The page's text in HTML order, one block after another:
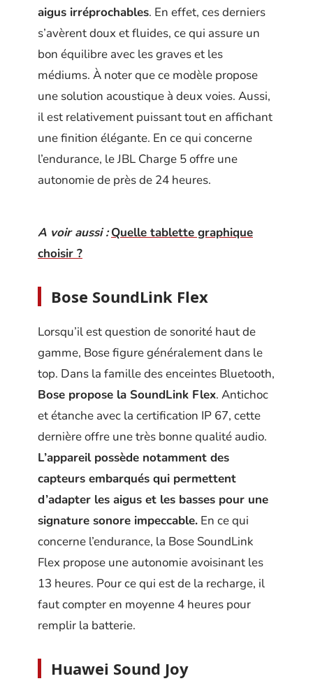
aigus irréprochables. En effet, ces derniers
s’avèrent doux et fluides, ce qui assure un
bon équilibre avec les graves et les
médiums. À noter que ce modèle propose
une solution acoustique à deux voies. Aussi,
il est relativement puissant tout en affichant
une finition élégante. En ce qui concerne
l’endurance, le JBL Charge 5 offre une
autonomie de près de 24 heures.
A voir aussi : Quelle tablette graphique
choisir ?
Bose SoundLink Flex
Lorsqu’il est question de sonorité haut de
gamme, Bose figure généralement dans le
top. Dans la famille des enceintes Bluetooth,
Bose propose la SoundLink Flex. Antichoc
et étanche avec la certification IP 67, cette
dernière offre une très bonne qualité audio.
L’appareil possède notamment des
capteurs embarqués qui permettent
d’adapter les aigus et les basses pour une
signature sonore impeccable. En ce qui
concerne l’endurance, la Bose SoundLink
Flex propose une autonomie avoisinant les
13 heures. Pour ce qui est de la recharge, il
faut compter en moyenne 4 heures pour
remplir la batterie.
Huawei Sound Joy